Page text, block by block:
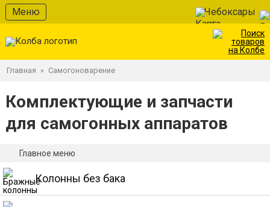
Меню Чебоксары
Главная » Самогоноварение
Комплектующие и запчасти
для самогонных аппаратов
Главное меню
Колонны без бака